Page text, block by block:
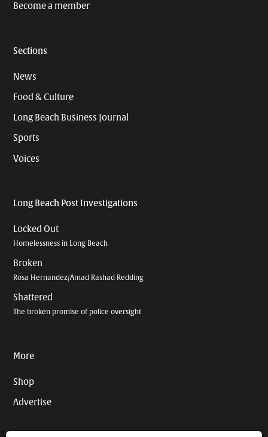
Become a member
Sections
News
Food & Culture
Long Beach Business Journal
Sports
Voices
Long Beach Post Investigations
Locked Out
Homelessness in Long Beach
Broken
Rosa Hernandez/Amad Rashad Redding
Shattered
The broken promise of police oversight
More
Shop
Advertise